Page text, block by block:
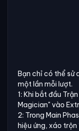
Bạn chỉ có thể sử
một lần mỗi lượt.
1: Khi bắt đầu
Magician" vào
2: Trong Main
hiệu ứng, xáo trộn